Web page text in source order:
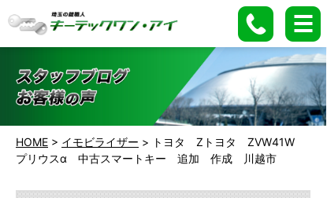
HOME > イモビライザー > トヨタ Zトヨタ ZVW41W
プリウスα 中古スマートキー 追加 作成 川越市